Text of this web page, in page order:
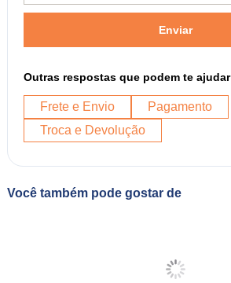
Enviar
Outras respostas que podem te ajudar
Frete e Envio
Pagamento
Troca e Devolução
Você também pode gostar de